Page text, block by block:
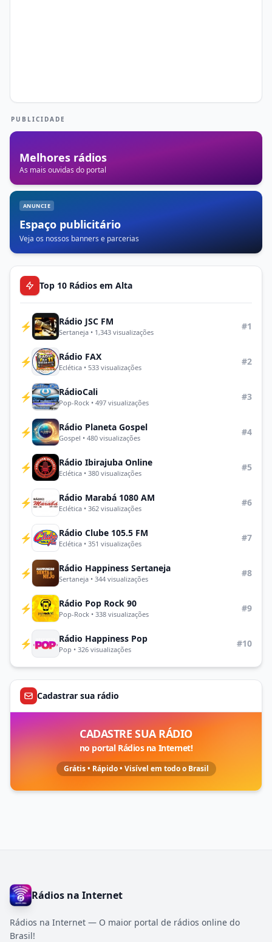
PUBLICIDADE
Melhores rádios
As mais ouvidas do portal
ANUNCIE
Espaço publicitário
Veja os nossos banners e parcerias
Top 10 Rádios em Alta
⚡ Rádio JSC FM
Sertaneja • 1,343 visualizações
#1
⚡ Rádio FAX
Eclética • 533 visualizações
#2
⚡ RádioCali
Pop-Rock • 497 visualizações
#3
⚡ Rádio Planeta Gospel
Gospel • 480 visualizações
#4
⚡ Rádio Ibirajuba Online
Eclética • 380 visualizações
#5
⚡ Rádio Marabá 1080 AM
Eclética • 362 visualizações
#6
⚡ Rádio Clube 105.5 FM
Eclética • 351 visualizações
#7
⚡ Rádio Happiness Sertaneja
Sertaneja • 344 visualizações
#8
⚡ Rádio Pop Rock 90
Pop-Rock • 338 visualizações
#9
⚡ Rádio Happiness Pop
Pop • 326 visualizações
#10
Cadastrar sua rádio
CADASTRE SUA RÁDIO
no portal Rádios na Internet!
Grátis • Rápido • Visível em todo o Brasil
Rádios na Internet
Rádios na Internet — O maior portal de rádios online do
Brasil!